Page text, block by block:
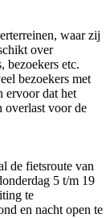
waar zij
over
bezoekers etc.
bezoekers met
ervoor dat het
overlast voor de
de fietsroute van
5 t/m 19
te
en nacht open te